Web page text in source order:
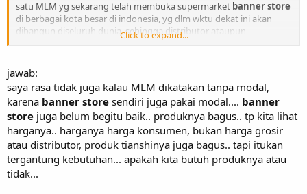
satu MLM yg sekarang telah membuka supermarket banner store
di berbagai kota besar di indonesia, yg dlm wktu dekat ini akan
dibangun diseluruh dunia, sehingga distributor ataupun
masyarakat umum dapat merasakan manfaatnya. Masyarakat
membangun aset semudah berbelanja produk sehari-hari
Click to expand...
jawab:
saya rasa tidak juga kalau MLM dikatakan tanpa modal,
karena banner store sendiri juga pakai modal.... banner
store juga belum begitu baik.. produknya bagus.. tp kita lihat
harganya.. harganya harga konsumen, bukan harga grosir
atau distributor, produk tianshinya juga bagus.. tapi itukan
tergantung kebutuhan... apakah kita butuh produknya atau
tidak...